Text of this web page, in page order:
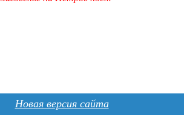
Новая версия сайта